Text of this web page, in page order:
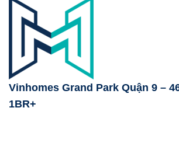
Vinhomes Grand Park Quận 9 –
1BR+